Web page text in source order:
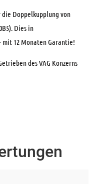
die Doppelkupplung von
Dies in
mit 12 Monaten Garantie!
des VAG Konzerns